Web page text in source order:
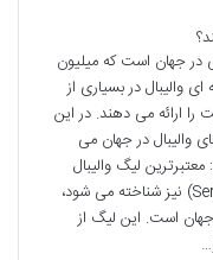
در جهان است که میلیون
والیبال در بسیاری از
را ارائه می دهند. در این
والیبال در جهان می
معتبرترین لیگ والیبال
جهان سوپر لیگ ایتالیا که با نام سری آ (Serie A) نیز شناخته می شود،
است. این لیگ از